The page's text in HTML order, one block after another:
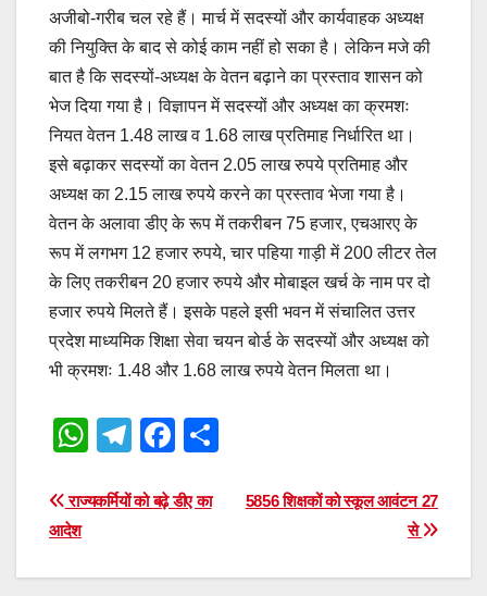
अजीबो-गरीब चल रहे हैं। मार्च में सदस्यों और कार्यवाहक अध्यक्ष
की नियुक्ति के बाद से कोई काम नहीं हो सका है। लेकिन मजे की
बात है कि सदस्यों-अध्यक्ष के वेतन बढ़ाने का प्रस्ताव शासन को
भेज दिया गया है। विज्ञापन में सदस्यों और अध्यक्ष का क्रमशः
नियत वेतन 1.48 लाख व 1.68 लाख प्रतिमाह निर्धारित था।
इसे बढ़ाकर सदस्यों का वेतन 2.05 लाख रुपये प्रतिमाह और
अध्यक्ष का 2.15 लाख रुपये करने का प्रस्ताव भेजा गया है।
वेतन के अलावा डीए के रूप में तकरीबन 75 हजार, एचआरए के
रूप में लगभग 12 हजार रुपये, चार पहिया गाड़ी में 200 लीटर तेल
के लिए तकरीबन 20 हजार रुपये और मोबाइल खर्च के नाम पर दो
हजार रुपये मिलते हैं। इसके पहले इसी भवन में संचालित उत्तर
प्रदेश माध्यमिक शिक्षा सेवा चयन बोर्ड के सदस्यों और अध्यक्ष को
भी क्रमशः 1.48 और 1.68 लाख रुपये वेतन मिलता था।
W
at
A
T
e
a
F
c
b
ar
Post
navigation
5856 शिक्षकों को स्कूल आवंटन 27
से
राज्यकर्मियों को बढ़े डीए का
आदेश